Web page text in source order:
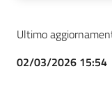
Ultimo
02/03/2026 15:54